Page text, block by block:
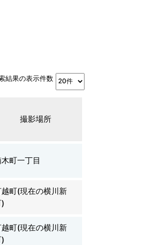
結果の表示件数
撮影場所
町一丁目
町(現在の横川新
町(現在の横川新